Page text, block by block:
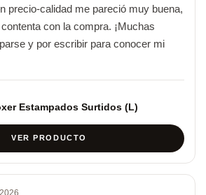
precio-calidad me pareció muy buena,
con la compra. ¡Muchas
y por escribir para conocer mi
Estampados Surtidos (L)
VER PRODUCTO